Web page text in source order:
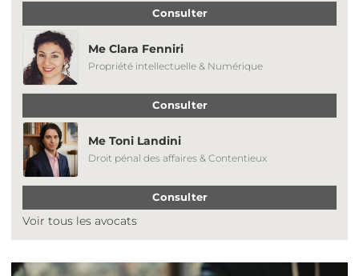
Consulter
Me Clara Fenniri
Propriété intellectuelle & Numérique
Consulter
Me Toni Landini
Droit pénal des affaires & Contentieux
Consulter
Voir tous les avocats